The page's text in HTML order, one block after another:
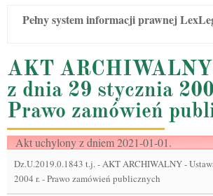
Pełny system informacji prawnej
AKT
z dnia 29 stycznia
Prawo zamówień
Akt uchylony z dniem 2021-01-01.
Dz.U.2019.0.1843 t.j.-AKT ARCHIWALNY -
2004 r. - Prawo zamówień publicznych